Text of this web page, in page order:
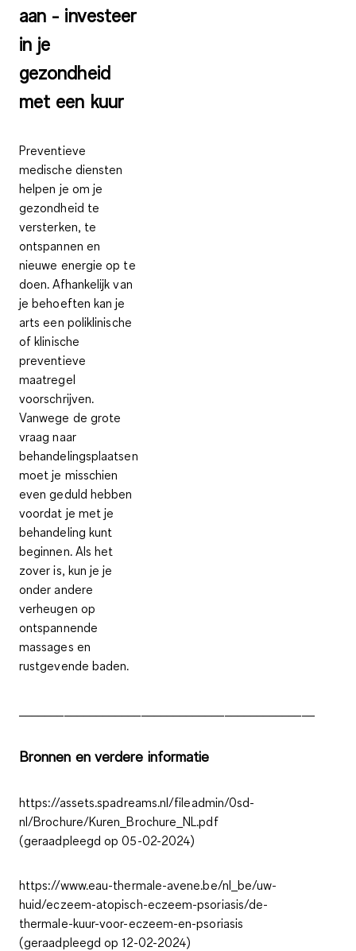
aan - investeer
in je
gezondheid
met een kuur
Preventieve
medische diensten
helpen je om je
gezondheid te
versterken, te
ontspannen en
nieuwe energie op te
doen. Afhankelijk van
je behoeften kan je
arts een poliklinische
of klinische
preventieve
maatregel
voorschrijven.
Vanwege de grote
vraag naar
behandelingsplaatsen
moet je misschien
even geduld hebben
voordat je met je
behandeling kunt
beginnen. Als het
zover is, kun je je
onder andere
verheugen op
ontspannende
massages en
rustgevende baden.
Bronnen en verdere informatie
https://assets.spadreams.nl/fileadmin/0sd-
nl/Brochure/Kuren_Brochure_NL.pdf
(geraadpleegd op 05-02-2024)
https://www.eau-thermale-avene.be/nl_be/uw-
huid/eczeem-atopisch-eczeem-psoriasis/de-
thermale-kuur-voor-eczeem-en-psoriasis
(geraadpleegd op 12-02-2024)